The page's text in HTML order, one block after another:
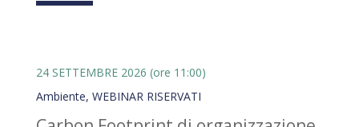
24 SETTEMBRE 2026 (ore 11:00)
Ambiente, WEBINAR RISERVATI